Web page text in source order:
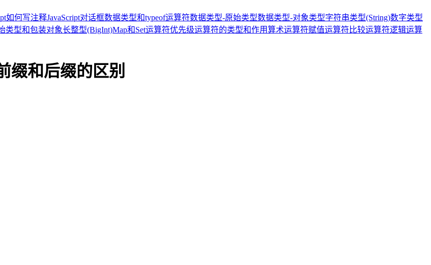
如何写注释JavaScript对话框数据类型和typeof运算符数据类型-原始类型数据类型-对象类型字符串类型(String)数字类型
类型和包装对象长整型(BigInt)Map和Set运算符优先级运算符的类型和作用算术运算符赋值运算符 比较运算符逻辑运算
缀和后缀的区别